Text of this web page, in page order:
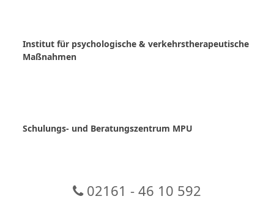
Institut für psychologische & verkehrstherapeutische
Maßnahmen
Schulungs- und Beratungszentrum MPU
02161 - 46 10 592